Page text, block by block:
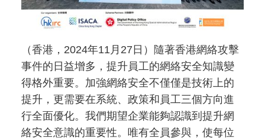
（香港，2024年11月27日）隨著香港網絡攻擊
事件的日益增多，提升員工的網絡安全知識變
得格外重要。加強網絡安全不僅僅是技術上的
提升，更需要在系統、政策和員工三個方向進
行全面優化。我們期望企業能夠認識到提升網
絡安全意識的重要性。唯有全員參與，使每位